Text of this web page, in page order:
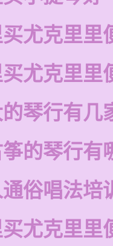
尤克里里
尤克里里
琴行有几
的琴行有
俗唱法培
尤克里里